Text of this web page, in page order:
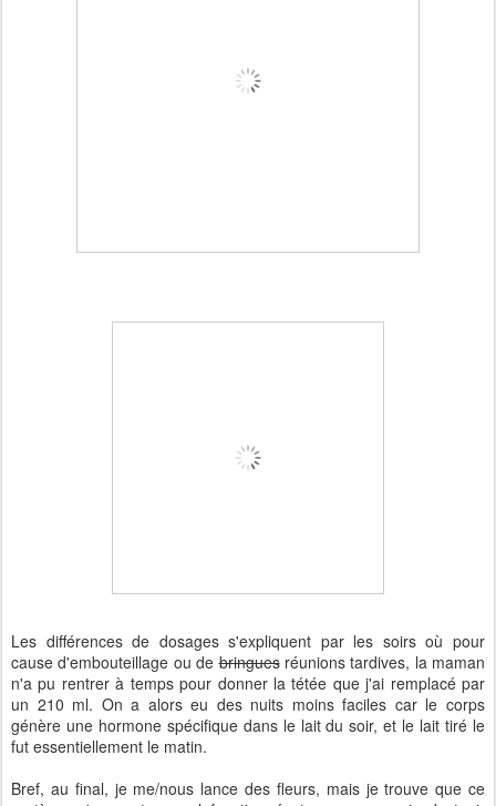
Les différences de dosages s'expliquent par les soirs où pour
cause d'embouteillage ou debringuesréunions tardives, la maman
n'a pu rentrer à temps pour donner la tétée que j'ai remplacé par
un 210 ml. On a alors eu des nuits moins faciles car le corps
génère une hormone spécifique dans le lait du soir, et le lait tiré le
fut essentiellement le matin.
Bref, au final, je me/nous lance des fleurs, mais je trouve que ce